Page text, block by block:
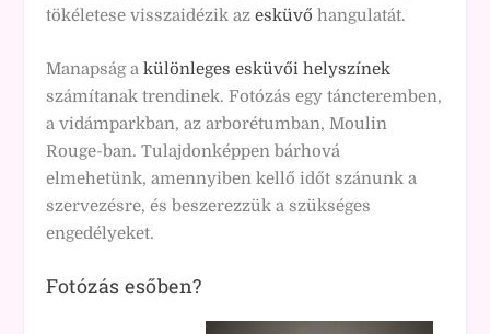
tökéletese visszaidézik azesküvő hangulatát.
Manapság akülönleges esküvői helyszínek
számítanak trendinek. Fotózás egy táncteremben,
a vidámparkban, az arborétumban, Moulin
Rouge-ban. Tulajdonképpen bárhová
elmehetünk, amennyiben kellő időt szánunk a
szervezésre, és beszerezzük a szükséges
engedélyeket.
Fotózás esőben?